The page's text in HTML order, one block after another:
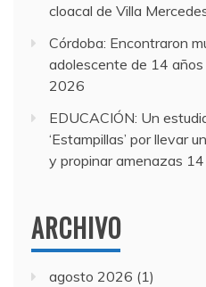
cloacal de Villa
Córdoba: Encontraron
adolescente de 14 años
2026
EDUCACIÓN: Un
‘Estampillas’ por llevar
y propinar amenazas
ARCHIVO
agosto 2026 (1)